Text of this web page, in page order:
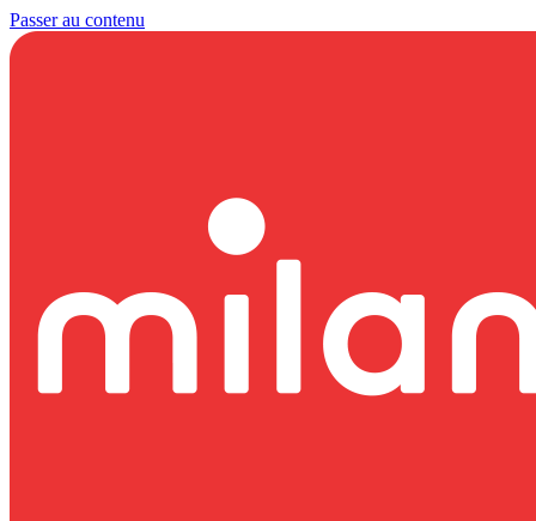
Passer au contenu